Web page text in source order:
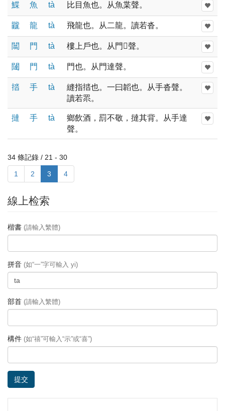
鰈 魚 tà 比目魚也。从魚枼聲。
龖 龍 tà 飛龍也。从二龍。讀若沓。
闒 門 tà 樓上戶也。从門𦐇聲。
闥 門 tà 門也。从門達聲。
㧺 手 tà
縫指㧺也。一曰韜也。从手沓聲。
讀若眔。
撻 手 tà
鄉飲酒，罰不敬，撻其背。从手達
聲。
34 條記錄 / 21 - 30
1 2 3 4
線上检索
楷書 (請輸入繁體)
拼音 (如“一”字可輸入 yi)
部首 (請輸入繁體)
構件 (如“禧”可輸入“示”或“喜”)
提交